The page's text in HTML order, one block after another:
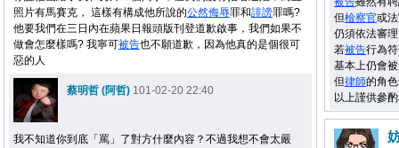
但檢察官或
仍須依法審理
若被告行為
基本上仍會
但律師的角
以上謹供參
照片有馬賽克， 這樣有構成他所說的公然侮辱罪和誹謗罪嗎?
他要我們在三日內在蘋果日報頭版刊登道歉啟事，我們如果不
做會怎麼樣嗎? 我寧可被告也不願道歉，因為他真的是個很可
惡的人
蔡明哲 (阿哲) 101-02-20 22:40
我不知道你到底「罵」了對方什麼內容？不過我想不會太嚴